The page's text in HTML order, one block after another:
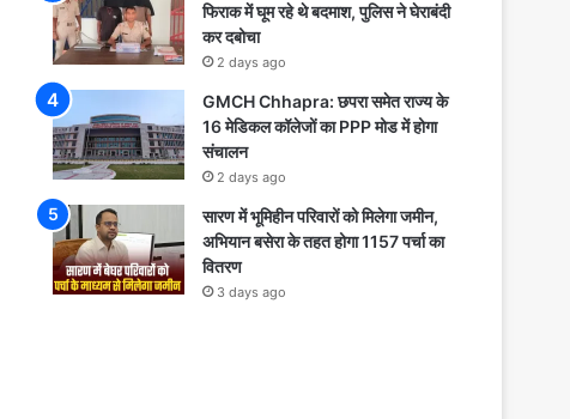
फिराक में घूम रहे थे बदमाश, पुलिस ने घेराबंदी
कर दबोचा
2 days ago
GMCH Chhapra: छपरा समेत राज्य के
16 मेडिकल कॉलेजों का PPP मोड में होगा
संचालन
2 days ago
सारण में भूमिहीन परिवारों को मिलेगा जमीन,
अभियान बसेरा के तहत होगा 1157 पर्चा का
वितरण
3 days ago